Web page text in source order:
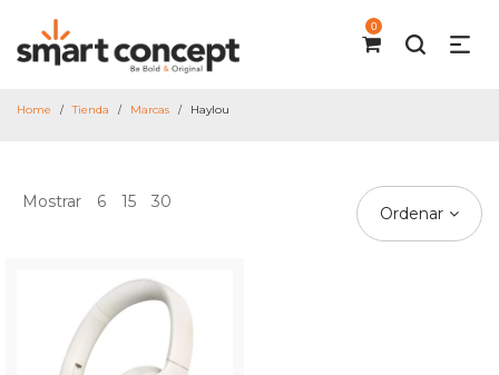
0
Home / Tienda / Marcas / Haylou
Mostrar 6 15 30
Ordenar